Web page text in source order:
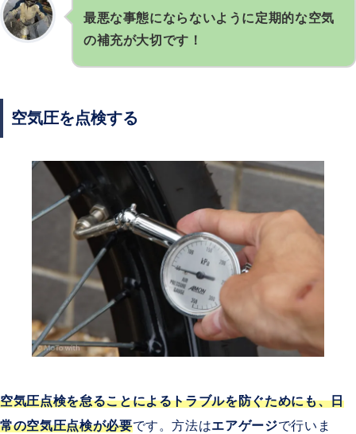
最悪な事態にならないように定期的な空気
の補充が大切です！
空気圧を点検する
空気圧点検を怠ることによるトラブルを防ぐためにも、日
常の空気圧点検が必要です。方法はエアゲージで行いま